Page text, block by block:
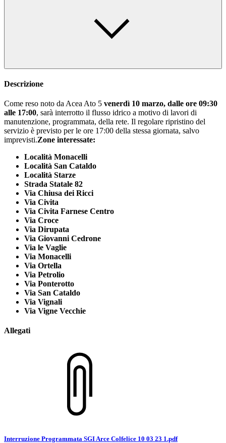
Descrizione
Come reso noto da Acea Ato 5 venerdì 10 marzo, dalle ore 09:30
alle 17:00, sarà interrotto il flusso idrico a motivo di lavori di
manutenzione, programmata, della rete. Il regolare ripristino del
servizio è previsto per le ore 17:00 della stessa giornata, salvo
imprevisti.Zone interessate:
Località Monacelli
Località San Cataldo
Località Starze
Strada Statale 82
Via Chiusa dei Ricci
Via Civita
Via Civita Farnese Centro
Via Croce
Via Dirupata
Via Giovanni Cedrone
Via le Vaglie
Via Monacelli
Via Ortella
Via Petrolio
Via Ponterotto
Via San Cataldo
Via Vignali
Via Vigne Vecchie
Allegati
Interruzione Programmata SGI Arce Colfelice 10 03 23 1.pdf